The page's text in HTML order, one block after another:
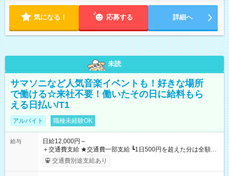
気になる！ 応募する 詳細へ
未読
サマソニなど人気音楽イベントも！好きな場所
で働ける☆来社不要！働いたその日に給料もら
える日払い/T1
アルバイト 職種未経験OK
給与
日給12,000円～
＋交通費支給 ★交通費一部支給 ┗1日500円を超えた分は全額支
給！ ※往復500円以内の方は自己負担となります ★日払いOK！
（規定あり） ┗働いたその日に現金GET♪ お仕事後はコンビニ
交通費別途支給あり